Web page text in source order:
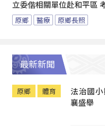
立委偕相關單位赴和平區
原鄉 醫療 原鄉長照
最新新聞
原鄉 體育
法治國
襄盛舉